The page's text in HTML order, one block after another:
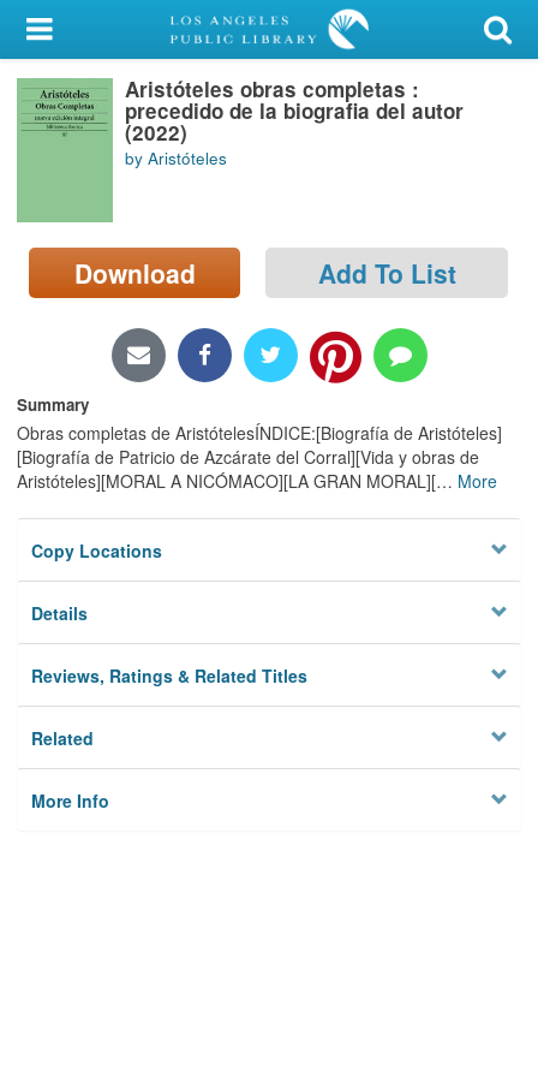
My Account
Library Card
Locations/Hours (external
page)
Aristóteles obras completas :
precedido de la biografia del autor
(2022)
by Aristóteles
Download Add To List
Summary
Obras completas de AristótelesÍNDICE:[Biografía de Aristóteles]
[Biografía de Patricio de Azcárate del Corral][Vida y obras de
Aristóteles][MORAL A NICÓMACO][LA GRAN MORAL][… More
Copy Locations
Details
Reviews, Ratings & Related Titles
Related
More Info